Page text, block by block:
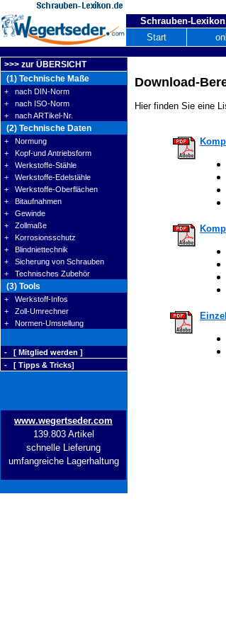
Schrauben-
Start
>>> zur ÜBERSICHT
(1) Technische Maße
+ nach DIN-Norm
+ nach ISO-Norm
+ nach ARTikel-Nr.
(2) Technische Daten
+ Normung
+ Kopf-und Antriebsform
+ Werkstoffe-Stähle
+ Werkstoffe-Edelstähle
+ Werkstoffe-Oberflächen
+ Bitaufnahmen
+ Gewinde
+ Zollmaße
+ Korrosionsschutz
+ Blindniettechnik
+ Sicherung von Schrauben
+ Technisches Zubehör
(3) Tools
+ Werkstoff-Infos
+ Zoll-Umrechner
+ Normen-Umstellung
- [ Mitglied werden ]
- [ Tipps & Tricks]
www.wegertseder.com
139.803 Artikel
schnelle Lieferung
umfangreiche Lagerhaltung
Download-
Hier finden Sie eine